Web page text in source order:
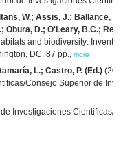
W.; Assis, J.; Ballance,
Obura, D.; O'Leary, B.C.;
and biodiversity:
DC. 87 pp., more
L.; Castro, P. (Ed.)
Consejo Superior de
Investigaciones Cientificas/